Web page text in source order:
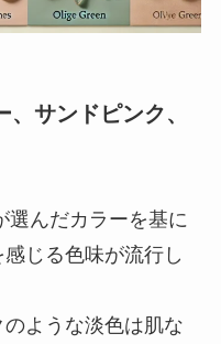
サンドピンク、
選んだカラーを基に
じる色味が流行し
ような淡色は肌な